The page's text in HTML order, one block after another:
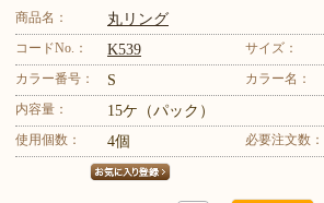
商品名： 丸リング
コードNo.： K539 サイズ：
カラー番号： S カラー名：
内容量： 15ケ（パック）
使用個数： 4個 必要注文数：